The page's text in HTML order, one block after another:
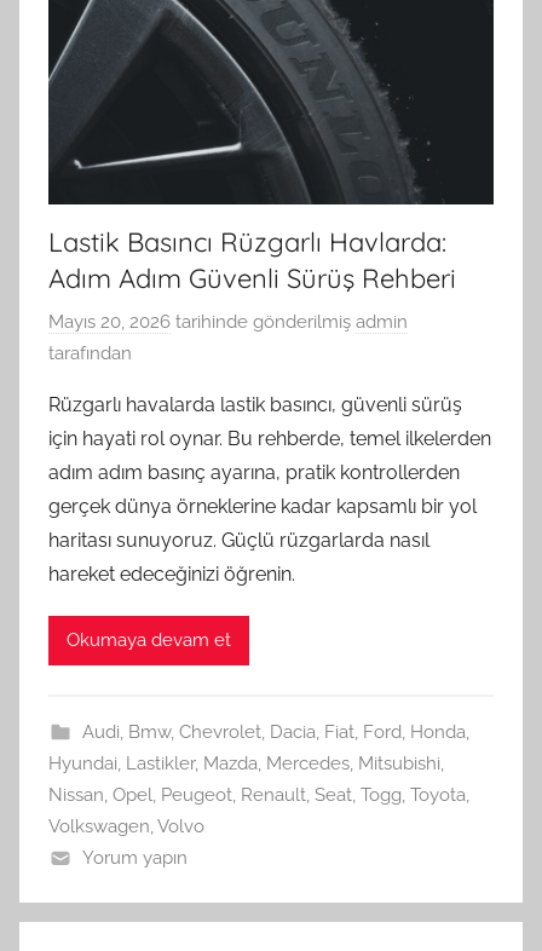
Lastik Basıncı Rüzgarlı Havlarda:
Adım Adım Güvenli Sürüş Rehberi
Mayıs 20, 2026 tarihinde gönderilmiş admin
tarafından
Rüzgarlı havalarda lastik basıncı, güvenli sürüş
için hayati rol oynar. Bu rehberde, temel ilkelerden
adım adım basınç ayarına, pratik kontrollerden
gerçek dünya örneklerine kadar kapsamlı bir yol
haritası sunuyoruz. Güçlü rüzgarlarda nasıl
hareket edeceğinizi öğrenin.
Okumaya devam et
Audi, Bmw, Chevrolet, Dacia, Fiat, Ford, Honda,
Hyundai, Lastikler, Mazda, Mercedes, Mitsubishi,
Nissan, Opel, Peugeot, Renault, Seat, Togg, Toyota,
Volkswagen,Volvo
Yorum yapın